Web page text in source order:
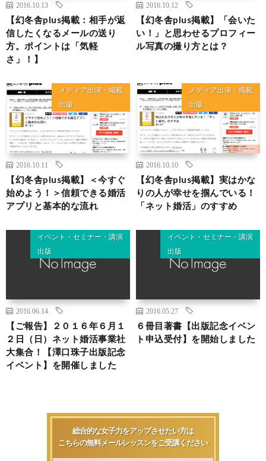
2016.10.13
【幻冬舎plus掲載：相手が返
信したくなるメールの送り
方。ポイントは「気軽
さ」！】
2016.10.12
【幻冬舎plus掲載】「会いた
い！」と思わせるプロフィー
ル写真の撮り方とは？
メディア出演・掲載
出版
2016.10.11
【幻冬舎plus掲載】＜今すぐ
始めよう！＞信頼できる婚活
アプリと基本的な流れ
メディア出演・掲載
出版
2016.10.10
【幻冬舎plus掲載】実はかな
りの人が幸せを掴んでいる！
「ネット婚活」のすすめ
イベント・セミナー・講演
出版
2016.06.14
【ご報告】２０１６年６月１
２日（日）ネット婚活事業社
大集合！【澤口珠子出版記念
イベント】を開催しました
イベント・セミナー・講演
出版
2016.05.27
６冊目著書【出版記念イベン
ト申込受付】を開始しました
総合的な女子力をアップさせたい方は
こちらの無料メールレッスンをご受講ください